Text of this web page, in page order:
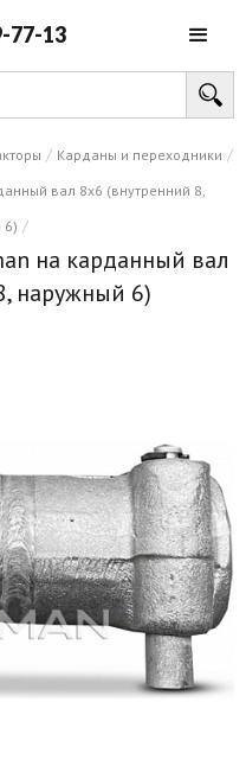
77-13
/ Карданы и переходники /
вал 8х6 (внутренний 8,
6) /
на карданный вал
наружный 6)